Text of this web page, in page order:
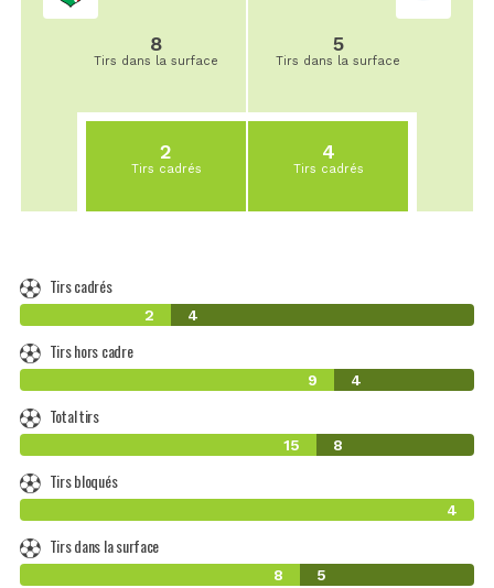
8
Tirs dans la surface
2
Tirs cadrés
5
Tirs dans la surface
4
Tirs cadrés
Tirs cadrés
2 4
Tirs hors cadre
9 4
Total tirs
15 8
Tirs bloqués
4
Tirs dans la surface
8 5